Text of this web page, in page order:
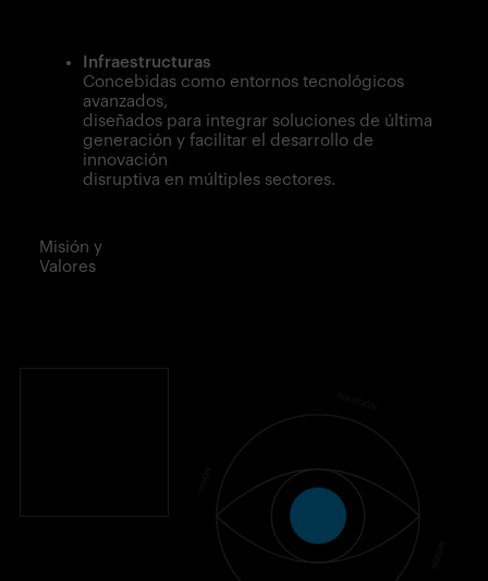
Infraestructuras
Concebidas como entornos tecnológicos
avanzados,
diseñados para integrar soluciones de última
generación y facilitar el desarrollo de
innovación
disruptiva en múltiples sectores.
Misión y
Valores